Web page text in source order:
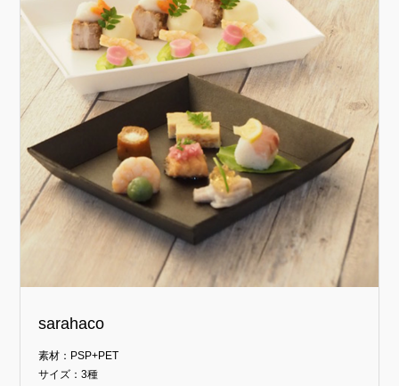
sarahaco
素材：PSP+PET
サイズ：3種